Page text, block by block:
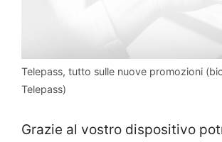
Telepass, tutto sulle nuove promozioni
Telepass)
Grazie al vostro dispositivo